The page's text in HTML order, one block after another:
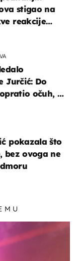
stigao na
reakcije
Jurčić: Do
očuh, a
pokazala što
bez ovoga ne